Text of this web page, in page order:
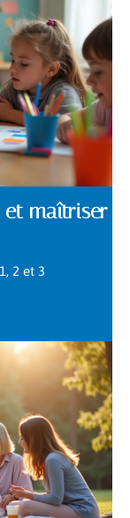
et maîtriser
2 et 3